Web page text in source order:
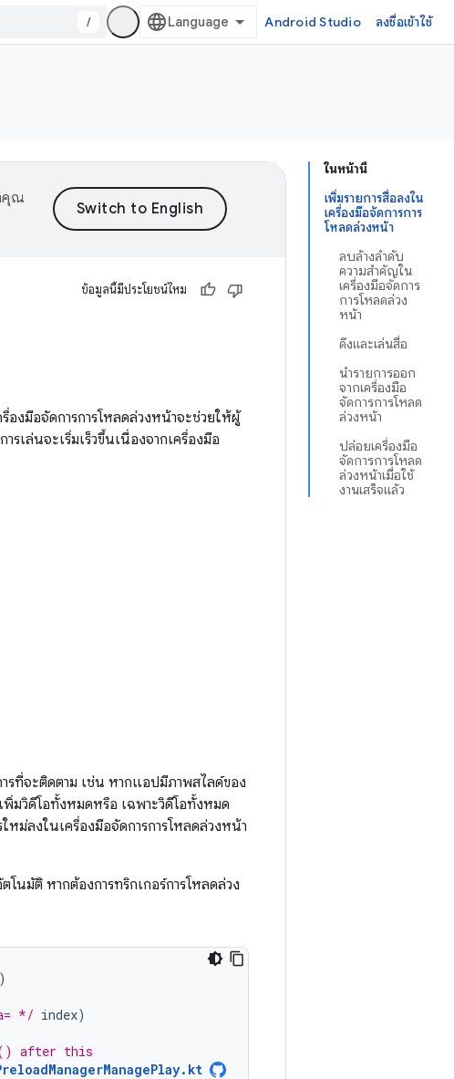
/ Android Studio ลงชื่อเข้าใช้
ในหน้านี้
เพิ่มรายการสื่อลงใน
เครื่องมือจัดการการ
โหลดล่วงหน้า
ลบล้างลำดับ
ความสำคัญใน
เครื่องมือจัดการ
การโหลดล่วง
หน้า
ดึงและเล่นสื่อ
นำรายการออก
จากเครื่องมือ
จัดการการโหลด
ล่วงหน้า
ปล่อยเครื่องมือ
จัดการการโหลด
ล่วงหน้าเมื่อใช้
งานเสร็จแล้ว
คุณ
ข้อมูลนี้มีประโยชน์ไหม
องมือจัดการการโหลดล่วงหน้าจะช่วยให้ผู้
เล่นจะเริ่มเร็วขึ้นเนื่องจากเครื่องมือ
รที่จะติดตาม เช่น หากแอปมีภาพสไลด์ของ
มวิดีโอทั้งหมดหรือ เฉพาะวิดีโอทั้งหมด
ม่ลงในเครื่องมือจัดการการโหลดล่วงหน้า
โนมัติ หากต้องการทริกเกอร์การโหลดล่วง
)
*/ index)
after this